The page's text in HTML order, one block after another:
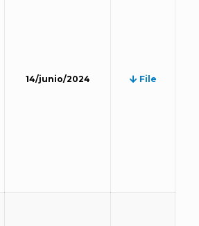
14/junio/2024 File